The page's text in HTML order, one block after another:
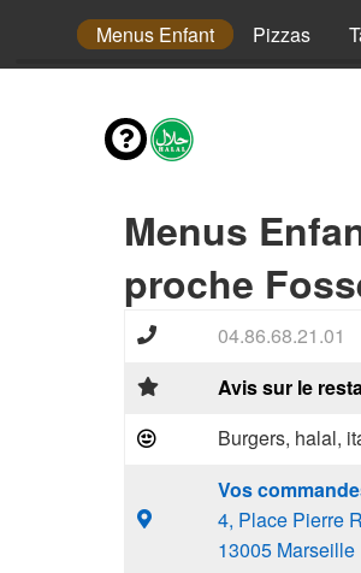
Menus Enfant Pizzas
Menus
proche
04.86.68.21.01
Avis sur le
Burgers, halal,
Vos
4, Place Pierre
13005 Marseille